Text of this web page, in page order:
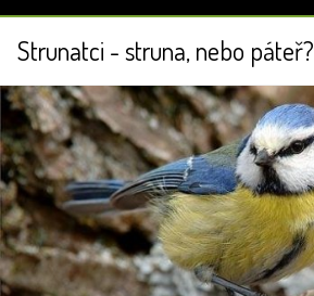
Strunatci - struna, nebo páteř?